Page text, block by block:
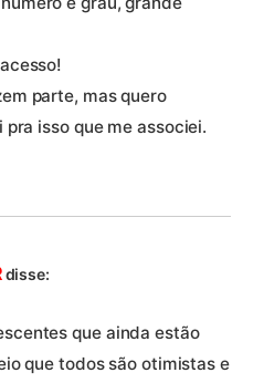
parte, mas quero
isso que me associei.
disse:
que ainda estão
que todos são otimistas e